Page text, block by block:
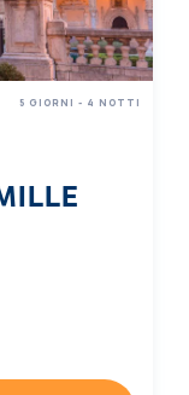
5 GIORNI - 4 NOTTI